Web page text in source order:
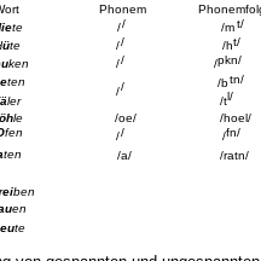
Phonem
iete // /mt/
üte // /ht/
uken // /pkn/
eten
// /btn/
/tl/
äler
öhle /oe/
/hoel/
fen // /fn/
ten /a/
/ratn/
eiben
en
eute